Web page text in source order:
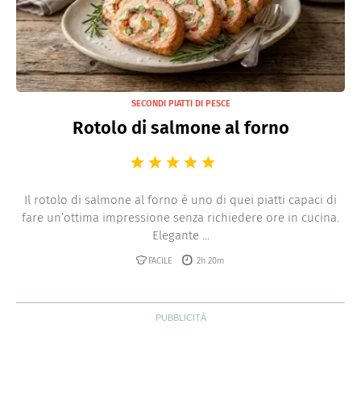
SECONDI PIATTI DI PESCE
Rotolo di salmone al forno
Il rotolo di salmone al forno è uno di quei piatti capaci di
fare un’ottima impressione senza richiedere ore in cucina.
Elegante ...
FACILE 2h 20m